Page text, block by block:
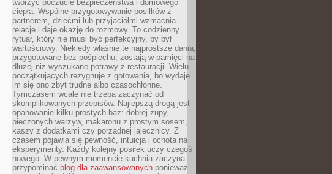
tworzyć poczucie bezpieczeństwa i domowego
ciepła. Wspólne przygotowywanie posiłków z
partnerem, dziećmi lub przyjaciółmi wzmacnia
relacje i daje okazję do rozmowy. To codzienny
rytuał, który nie musi być perfekcyjny, by był
wartościowy. Niekiedy właśnie te najprostsze dania,
przygotowane bez pośpiechu, zostają w pamięci na
dłużej niż wyszukane potrawy z restauracji. Wielu
początkujących rezygnuje z gotowania, bo wydaje
im się ono zbyt trudne albo czasochłonne.
Tymczasem wcale nie trzeba zaczynać od
skomplikowanych przepisów. Najlepszą drogą jest
opanowanie kilku prostych baz: dobrej zupy,
pieczonych warzyw, makaronu z prostym sosem,
kaszy z dodatkami czy porządnej jajecznicy. Z
czasem pojawia się pewność, intuicja i ochota na
eksperymenty. Każdy kolejny posiłek uczy czegoś
nowego. W pewnym momencie kuchnia zaczyna
przypominać blog dla zaawansowanych ponieważ